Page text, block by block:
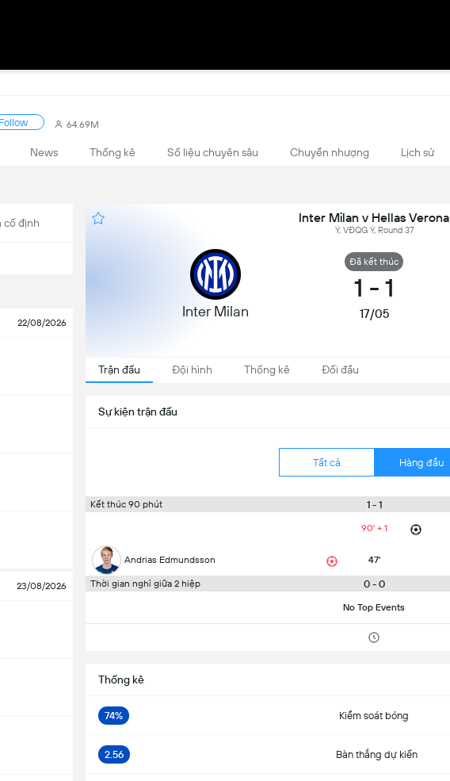
Follow 64.69M
News Thống kê Số liệu chuyên sâu Chuyển nhượng Lịch sử
cố định
22/08/2026
23/08/2026
Inter Milan v Hellas Verona
Ý, VĐQG Ý, Round 37
Inter Milan
Đã kết thúc
1 - 1
17/05
Trận đấu Đội hình Thống kê Đối đầu
Sự kiện trận đấu
Tất cả Hàng đầu
Kết thúc 90 phút 1 - 1
90' + 1
Andrias Edmundsson 47'
Thời gian nghỉ giữa 2 hiệp 0 - 0
No Top Events
Thống kê
74% Kiểm soát bóng
2.56 Bàn thắng dự kiến